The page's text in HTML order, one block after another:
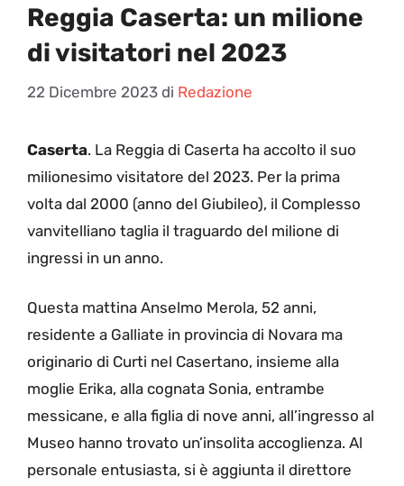
Reggia Caserta: un milione
di visitatori nel 2023
22 Dicembre 2023 di Redazione
Caserta. La Reggia di Caserta ha accolto il suo
milionesimo visitatore del 2023. Per la prima
volta dal 2000 (anno del Giubileo), il Complesso
vanvitelliano taglia il traguardo del milione di
ingressi in un anno.
Questa mattina Anselmo Merola, 52 anni,
residente a Galliate in provincia di Novara ma
originario di Curti nel Casertano, insieme alla
moglie Erika, alla cognata Sonia, entrambe
messicane, e alla figlia di nove anni, all’ingresso al
Museo hanno trovato un’insolita accoglienza. Al
personale entusiasta, si è aggiunta il direttore